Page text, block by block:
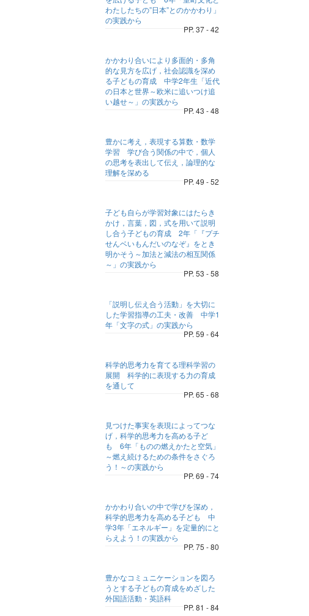
わたしたちの”日本”とのかかわり」
の実践から
PP. 37 - 42
かかわり合いにより多面的・多角
的な見方を広げ，社会認識を深め
る子どもの育成 中学2年生「近代
の日本と世界～欧米に追いつけ追
い越せ～」の実践から
PP. 43 - 48
豊かに考え，表現する算数・数学
学習 学び合う関係の中で，個人
の思考を表出して伝え，論理的な
理解を深める
PP. 49 - 52
子ども自らが学習対象にはたらき
かけ，言葉，図，式を用いて説明
し合う子どもの育成 2年「『プチ
せんベいもんだいのなぞ』をとき
明かそう～加法と減法の相互関係
～」の実践から
PP. 53 - 58
「説明し伝え合う活動」を大切に
した学習指導の工夫・改善 中学1
年「文字の式」の実践から
PP. 59 - 64
科学的思考力を育てる理科学習の
展開 科学的に表現する力の育成
を通して
PP. 65 - 68
見つけた事実を表現によってつな
げ，科学的思考力を高める子ど
も 6年「ものの燃えかたと空気」
～燃え続けるための条件をさぐろ
う！～の実践から
PP. 69 - 74
かかわり合いの中で学びを深め，
科学的思考力を高める子ども 中
学3年「エネルギー」を定量的にと
らえよう！の実践から
PP. 75 - 80
豊かなコミュニケーションを図ろ
うとする子どもの育成をめざした
外国語活動・英語科
PP. 81 - 84